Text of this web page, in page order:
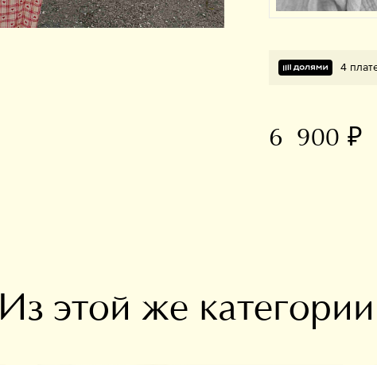
4
6 900 ₽
Из этой же категории